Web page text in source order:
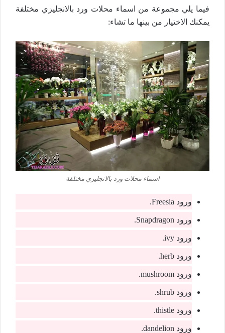
فيما يلي مجموعة من اسماء محلات ورد بالانجليزي مختلفة
يمكنك الاختيار من بينها ما تشاء:
اسماء محلات ورد بالانجليزي مختلفة
ورود Freesia.
ورود Snapdragon.
ورود ivy.
ورود herb.
ورود mushroom.
ورود shrub.
ورود thistle.
ورود dandelion.